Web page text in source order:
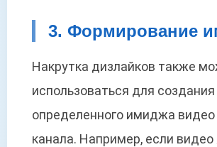
3. Формирование
Накрутка дизлайков также
использоваться для создания
определенного имиджа видео
канала. Например, если видео